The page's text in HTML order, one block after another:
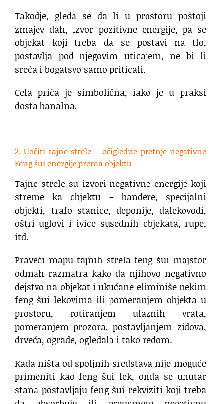
Takodje, gleda se da li u prostoru postoji
zmajev dah, izvor pozitivne energije, pa se
objekat koji treba da se postavi na tlo,
postavlja pod njegovim uticajem, ne bi li
sreća i bogatsvo samo priticali.
Cela priča je simbolična, iako je u praksi
dosta banalna.
2. Uočiti tajne strele – očigledne pretnje negativne
Feng šui energije prema objektu
Tajne strele su izvori negativne energije koji
streme ka objektu – bandere, specijalni
objekti, trafo stanice, deponije, dalekovodi,
oštri uglovi i ivice susednih objekata, rupe,
itd.
Praveći mapu tajnih strela feng šui majstor
odmah razmatra kako da njihovo negativno
dejstvo na objekat i ukućane eliminiše nekim
feng šui lekovima ili pomeranjem objekta u
prostoru, rotiranjem ulaznih vrata,
pomeranjem prozora, postavljanjem zidova,
drveća, ograde, ogledala i tako redom.
Kada ništa od spoljnih sredstava nije moguće
primeniti kao feng šui lek, onda se unutar
stana postavljaju feng šui rekviziti koji treba